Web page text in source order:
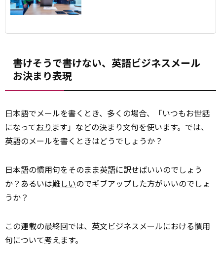
書けそうで書けない、英語ビジネスメール
お決まり表現
日本語でメールを書くとき、多くの場合、「いつもお世話
になっており ます」などの決まり文句を使います。では、
英語のメールを書くときはどうでしょうか？
日本語の慣用句をそのまま英語に訳せばいいのでしょう
か？あるいは難しいのでギブアップした方がいいのでしょ
うか？
この連載の最終回では、英文ビジネスメールにおける慣用
句について考えます。